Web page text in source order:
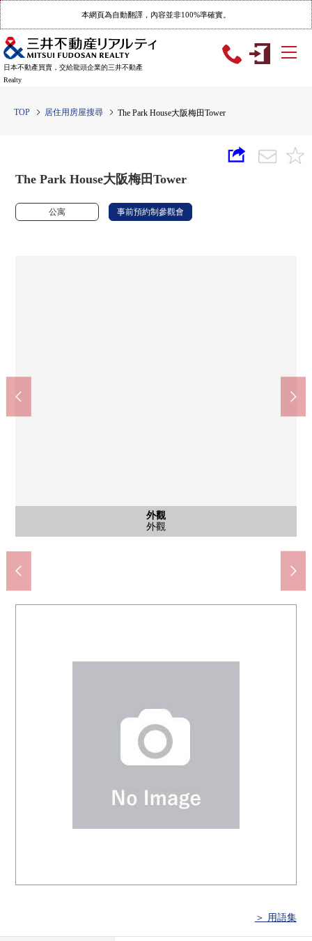
本網頁為自動翻譯，內容並非100%準確實。
日本不動產買賣，交給龍頭企業的三井不動產
Realty
TOP 居住用房屋搜尋 The Park House大阪梅田Tower
The Park House大阪梅田Tower
公寓 事前預約制參觀會
外觀
外觀
其他當地
屋頂展望台
其他當地
[View休息室(24樓)]在自然光插進去的休息室舒適的暫時。是與客
人的會話興奮起來的經過提煉的空間。
外觀
外觀
其他當地
寵物洗腳場
停車場
停車場
其他當地
供腳踏車停放處使用的電梯
其他
名牌
其他當地
摩托車場地
其他當地
摩托車場地
其他當地
垃圾場地
其他當地
大件垃圾場地
其他當地
用地裡面的廣場
外觀
外觀
共有部分
[View休息室(24樓)]作為擴展到窗一面的風景和摩登的室內裝飾。
是上演特別的時間的奢侈的空間。
＞ 用語集